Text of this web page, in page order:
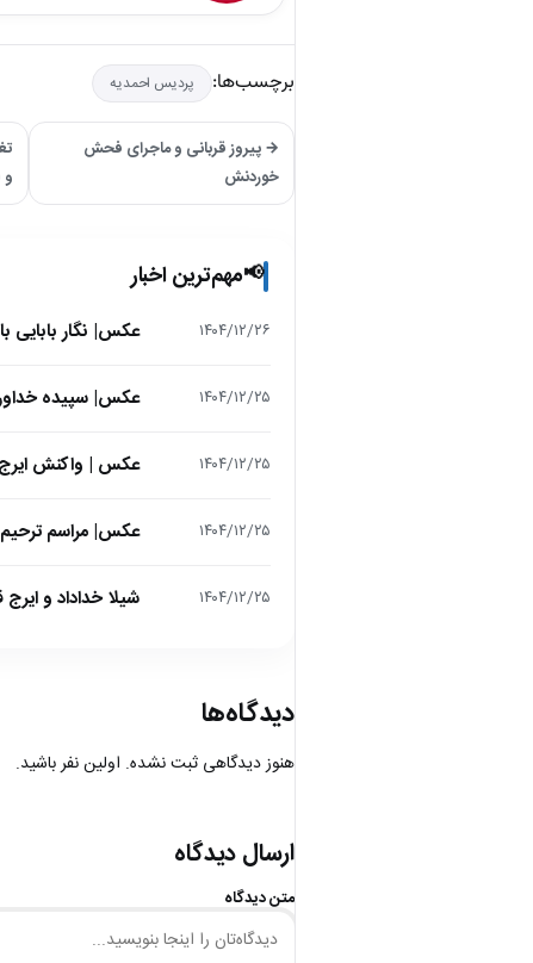
برچسب‌ها: پردیس احمدیه
→ پیروز قربانی و ماجرای فحش
خوردنش
📢مهم‌ترین اخبار
۱۴۰۴/۱۲/۲۶ عکس| نگار
۱۴۰۴/۱۲/۲۵ عکس| سپیده خداوردی در 25 سالگی در اولین فیلمش
۱۴۰۴/۱۲/۲۵ عکس | واکنش ایرج
۱۴۰۴/۱۲/۲۵ عکس| مراسم ترحیم
۱۴۰۴/۱۲/۲۵ شیلا خداداد و
دیدگاه‌ها
هنوز دیدگاهی ثبت نشده. اولین نفر باشید.
ارسال دیدگاه
متن دیدگاه